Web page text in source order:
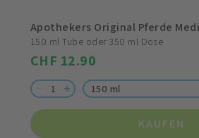
Apothekers Original Pferde
150 ml Tube oder 350 ml Dose
CHF 12.90
150 ml
KAUFEN